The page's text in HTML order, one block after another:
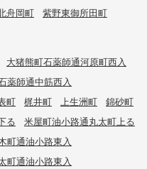
舟岡町 紫野東御所田町
大猪熊町石薬師通河原町西入
薬師通中筋西入
町 梶井町 上生洲町
錦砂町
る
米屋町油小路通丸太町上る
町通油小路東入
町通油小路東入